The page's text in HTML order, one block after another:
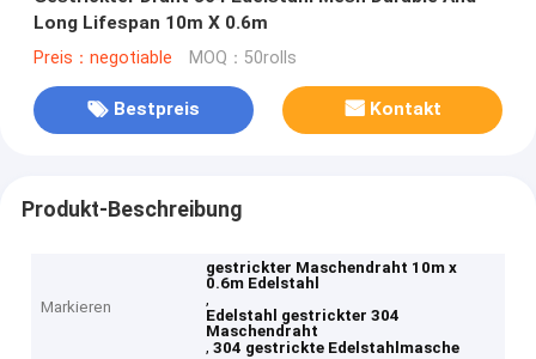
Long Lifespan 10m X 0.6m
Preis：negotiable MOQ：50rolls
Bestpreis Kontakt
Produkt-Beschreibung
Markieren
gestrickter Maschendraht 10m x
0.6m Edelstahl
,
Edelstahl gestrickter 304
Maschendraht
,304 gestrickte Edelstahlmasche